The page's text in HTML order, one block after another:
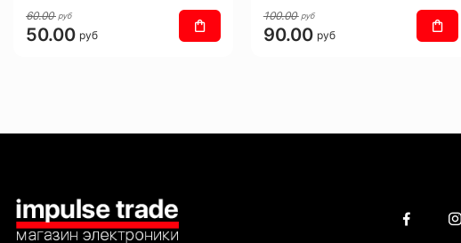
60.00 руб
50.00 руб
100.00 руб
90.00 руб